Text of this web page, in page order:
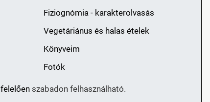
Fiziognómia - karakterolvasás
Vegetáriánus és halas ételek
Könyveim
Fotók
szabadon felhasználható.